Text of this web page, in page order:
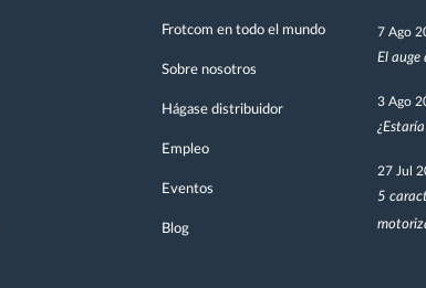
Frotcom en todo el mundo
Sobre nosotros
Hágase distribuidor
Empleo
Eventos
Blog
7 Ago
El auge
3 Ago
27 Jul
5